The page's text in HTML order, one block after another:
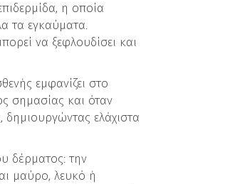
η οποία
τα εγκαύματα.
να ξεφλουδίσει και
εμφανίζει στο
σημασίας και όταν
δημιουργώντας ελάχιστα
δέρματος: την
μαύρο, λευκό ή